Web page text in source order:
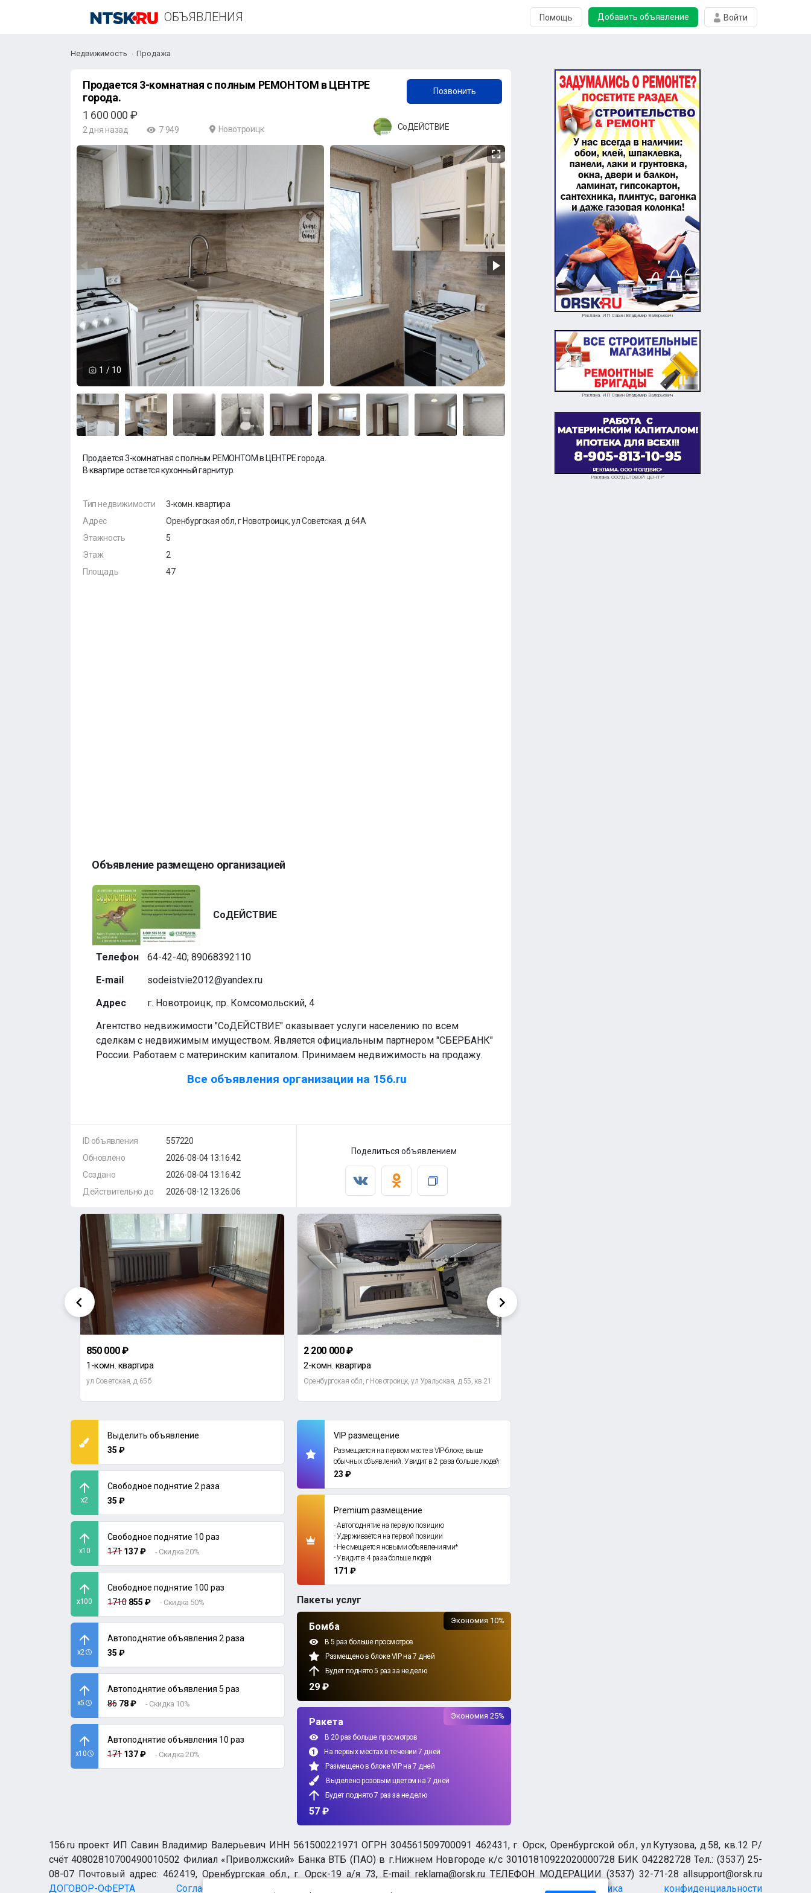
ОБЪЯВЛЕНИЯ Помощь Добавить объявление Войти
+7 (906) 839-21-10
Недвижимость Продажа
1 / 10
Продается 3-комнатная с полным РЕМОНТОМ в ЦЕНТРЕ
города.
Позвонить
1 600 000 ₽
2 дня назад 7 949 Новотроицк СоДЕЙСТВИЕ
Продается 3-комнатная с полным РЕМОНТОМ в ЦЕНТРЕ города.
В квартире остается кухонный гарнитур.
Тип недвижимости
Адрес
Этажность
Этаж
Площадь
3-комн. квартира
Оренбургская обл, г Новотроицк, ул Советская, д 64А
5
2
47
Объявление размещено организацией
СоДЕЙСТВИЕ
Телефон
64-42-40; 89068392110
E-mail
sodeistvie2012@yandex.ru
Адрес
г. Новотроицк, пр. Комсомольский, 4
Агентство недвижимости "СоДЕЙСТВИЕ" оказывает услуги населению по всем
сделкам с недвижимым имуществом. Является официальным партнером "СБЕРБАНК"
России. Работаем с материнским капиталом. Принимаем недвижимость на продажу.
Все объявления организации на 156.ru
ID объявления
Обновлено
Создано
Действительно до
557220
2026-08-04 13:16:42
2026-08-04 13:16:42
2026-08-12 13:26:06
Поделиться объявлением
850 000 ₽
1-комн. квартира
ул Советская, д 65б
2 200 000 ₽
2-комн. квартира
Оренбургская обл, г Новотроицк, ул Уральская, д 55, кв 21
Выделить объявление
35 ₽
x2
Свободное поднятие 2 раза
35 ₽
x10
Свободное поднятие 10 раз
171 137 ₽ - Скидка 20%
x100
Свободное поднятие 100 раз
1710 855 ₽ - Скидка 50%
x2
Автоподнятие объявления 2 раза
35 ₽
x5
Автоподнятие объявления 5 раз
86 78 ₽ - Скидка 10%
x10
Автоподнятие объявления 10 раз
171 137 ₽ - Скидка 20%
VIP размещение
Размещается на первом месте в VIP-блоке, выше
обычных объявлений. Увидит в 2 раза больше людей
23 ₽
Premium размещение
- Автоподнятие на первую позицию
- Удерживается на первой позиции
- Не смещается новыми объявлениями*
- Увидит в 4 раза больше людей
171 ₽
Пакеты услуг
Бомба
В 5 раз больше просмотров
Размещено в блоке VIP на 7 дней
Будет поднято 5 раз за неделю
29 ₽
Экономия 10%
Ракета
В 20 раз больше просмотров
На первых местах в течении 7 дней
Размещено в блоке VIP на 7 дней
Выделено розовым цветом на 7 дней
Будет поднято 7 раз за неделю
57 ₽
Экономия 25%
Реклама. ИП Савин Владимир Валерьевич
Реклама. ИП Савин Владимир Валерьевич
Реклама. ООО"ДЕЛОВОЙ ЦЕНТР"
156.ru проект ИП Савин Владимир Валерьевич ИНН 561500221971 ОГРН 304561509700091 462431, г. Орск, Оренбургской обл., ул.Кутузова, д.58, кв.12 Р/
счёт 40802810700490010502 Филиал «Приволжский» Банка ВТБ (ПАО) в г.Нижнем Новгороде к/с 30101810922020000728 БИК 042282728 Тел.: (3537) 25-
08-07 Почтовый адрес: 462419, Оренбургская обл., г. Орск-19 а/я 73, E-mail: reklama@orsk.ru ТЕЛЕФОН МОДЕРАЦИИ (3537) 32-71-28 allsupport@orsk.ru
ДОГОВОР-ОФЕРТА
Согласие на обработку персональных данных Политика конфиденциальности